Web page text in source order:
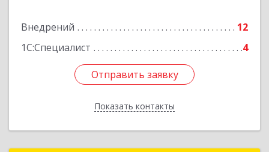
Внедрений
12
1С:Специалист
4
Отправить заявку
Показать контакты
Подробнее
Отправить заявку
Назад